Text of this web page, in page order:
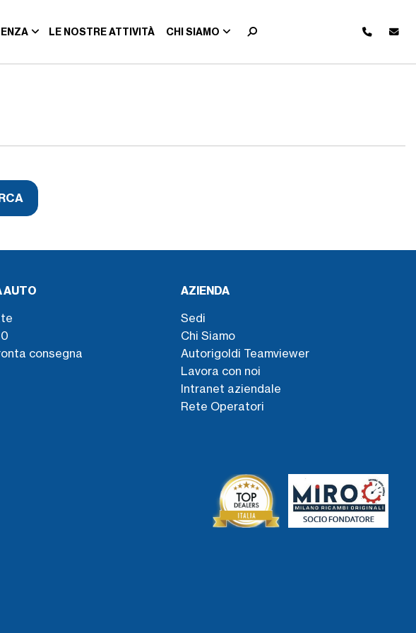
LE NOSTRE ATTIVITÀ CHI SIAMO
AUTO
consegna
AZIENDA
Sedi
Chi Siamo
Autorigoldi Teamviewer
Lavora con noi
Intranet aziendale
Rete Operatori